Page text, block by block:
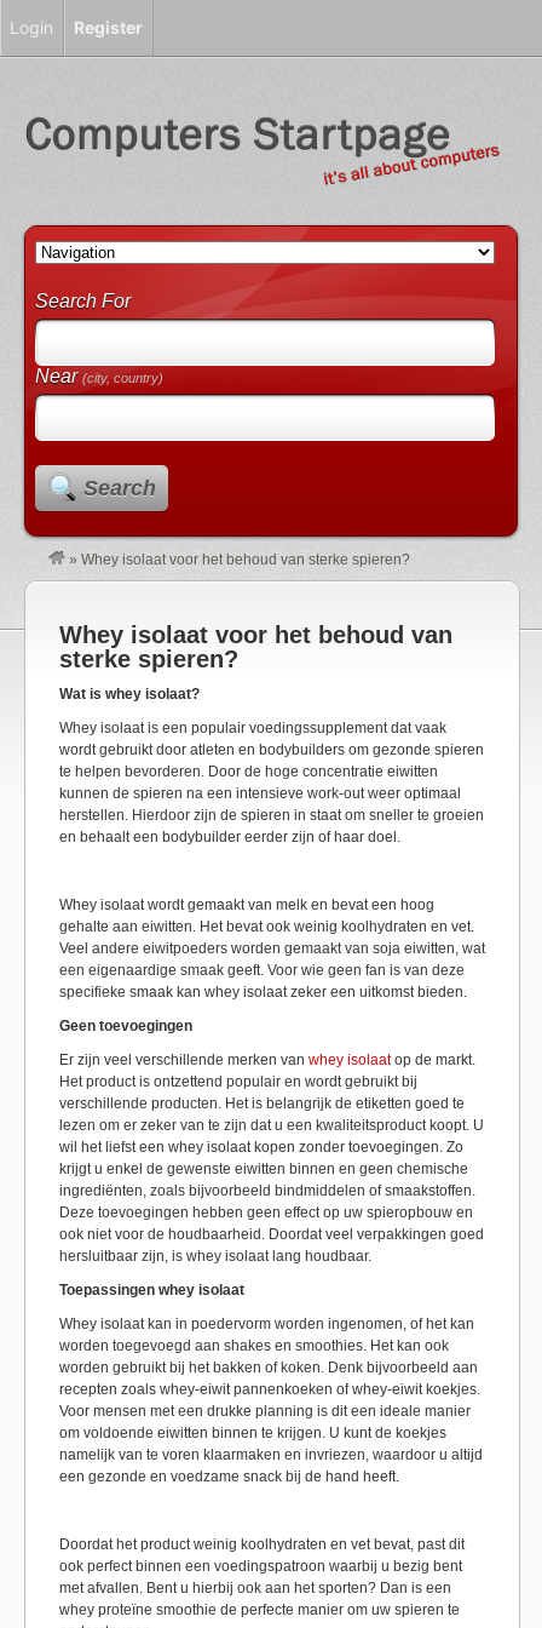
Search For
Near(city, country)
Search
» Whey isolaat voor het behoud van sterke spieren?
Whey isolaat voor het behoud van
sterke spieren?
Wat is whey isolaat?
Whey isolaat is een populair voedingssupplement dat vaak
wordt gebruikt door atleten en bodybuilders om gezonde spieren
te helpen bevorderen. Door de hoge concentratie eiwitten
kunnen de spieren na een intensieve work-out weer optimaal
herstellen. Hierdoor zijn de spieren in staat om sneller te groeien
en behaalt een bodybuilder eerder zijn of haar doel.
Whey isolaat wordt gemaakt van melk en bevat een hoog
gehalte aan eiwitten. Het bevat ook weinig koolhydraten en vet.
Veel andere eiwitpoeders worden gemaakt van soja eiwitten, wat
een eigenaardige smaak geeft. Voor wie geen fan is van deze
specifieke smaak kan whey isolaat zeker een uitkomst bieden.
Geen toevoegingen
Er zijn veel verschillende merken van whey isolaatop de markt.
Het product is ontzettend populair en wordt gebruikt bij
verschillende producten. Het is belangrijk de etiketten goed te
lezen om er zeker van te zijn dat u een kwaliteitsproduct koopt. U
wil het liefst een whey isolaat kopen zonder toevoegingen. Zo
krijgt u enkel de gewenste eiwitten binnen en geen chemische
ingrediënten, zoals bijvoorbeeld bindmiddelen of smaakstoffen.
Deze toevoegingen hebben geen effect op uw spieropbouw en
ook niet voor de houdbaarheid. Doordat veel verpakkingen goed
hersluitbaar zijn, is whey isolaat lang houdbaar.
Toepassingen whey isolaat
Whey isolaat kan in poedervorm worden ingenomen, of het kan
worden toegevoegd aan shakes en smoothies. Het kan ook
worden gebruikt bij het bakken of koken. Denk bijvoorbeeld aan
recepten zoals whey-eiwit pannenkoeken of whey-eiwit koekjes.
Voor mensen met een drukke planning is dit een ideale manier
om voldoende eiwitten binnen te krijgen. U kunt de koekjes
namelijk van te voren klaarmaken en invriezen, waardoor u altijd
een gezonde en voedzame snack bij de hand heeft.
Doordat het product weinig koolhydraten en vet bevat, past dit
ook perfect binnen een voedingspatroon waarbij u bezig bent
met afvallen. Bent u hierbij ook aan het sporten? Dan is een
whey proteïne smoothie de perfecte manier om uw spieren te
Login Register